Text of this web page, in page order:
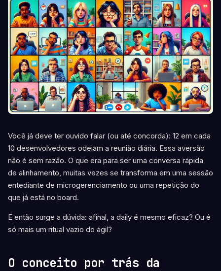
Você já deve ter ouvido falar (ou até concorda): 12 em cada
10 desenvolvedores odeiam a reunião diária. Essa aversão
não é sem razão. O que era para ser uma conversa rápida
de alinhamento, muitas vezes se transforma em uma sessão
entediante de microgerenciamento ou uma repetição do
que já está no board.
E então surge a dúvida: afinal, a daily é mesmo eficaz? Ou é
só mais um ritual vazio do ágil?
O conceito por trás da